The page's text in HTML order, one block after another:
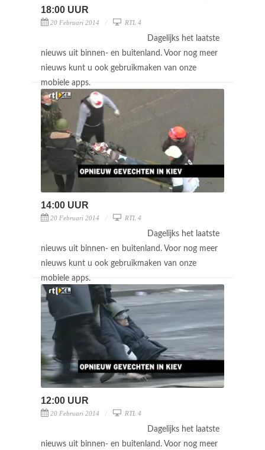
18:00 UUR
20 Februari 2014 RTL 4
Dagelijks het laatste
nieuws uit binnen- en buitenland. Voor nog meer
nieuws kunt u ook gebruikmaken van onze
mobiele apps.
14:00 UUR
20 Februari 2014 RTL 4
Dagelijks het laatste
nieuws uit binnen- en buitenland. Voor nog meer
nieuws kunt u ook gebruikmaken van onze
mobiele apps.
12:00 UUR
20 Februari 2014 RTL 4
Dagelijks het laatste
nieuws uit binnen- en buitenland. Voor nog meer